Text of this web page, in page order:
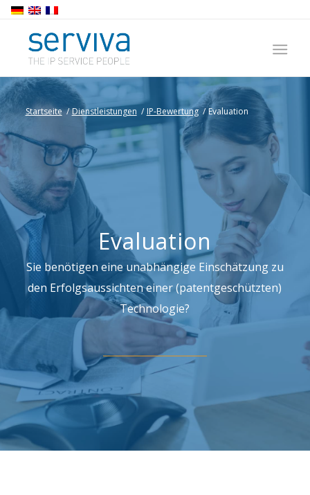
Startseite / Dienstleistungen / IP-Bewertung / Evaluation
Evaluation
Sie benötigen eine unabhängige Einschätzung zu
den Erfolgsaussichten einer (patentgeschützten)
Technologie?